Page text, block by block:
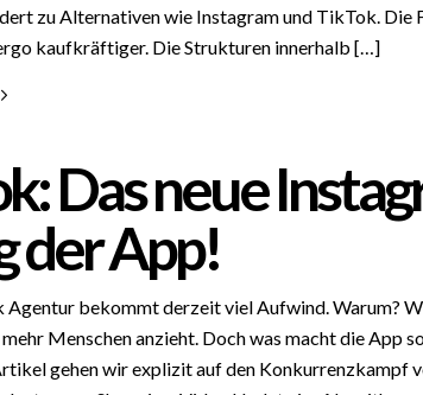
zu Alternativen wie Instagram und TikTok. Die
kaufkräftiger. Die Strukturen innerhalb […]
Das neue
der App!
Agentur bekommt derzeit viel Aufwind. Warum?
Menschen anzieht. Doch was macht die App
gehen wir explizit auf den Konkurrenzkampf